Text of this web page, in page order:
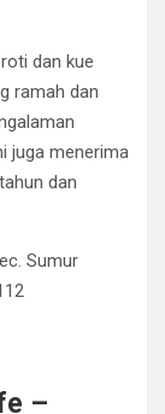
dan kue
ramah dan
juga menerima
dan
Sumur
–